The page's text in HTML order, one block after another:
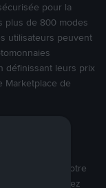
pour la
plus de 800 modes
utilisateurs peuvent
définissant leurs prix
Marketplace de
de vendre à votre
ou créez